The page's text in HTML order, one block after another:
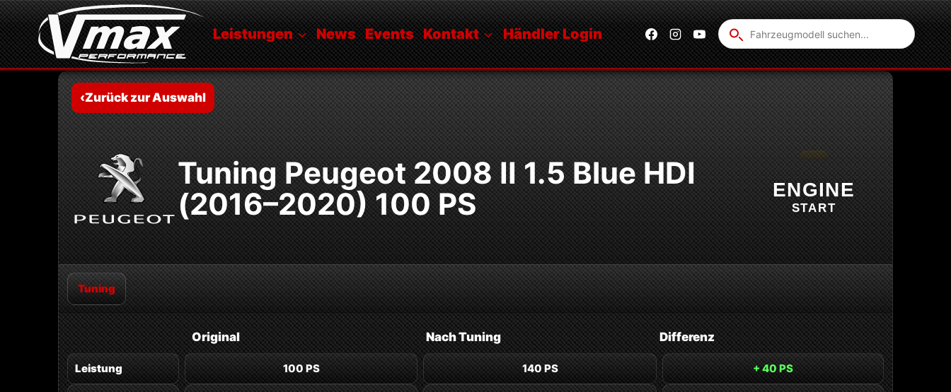
Zum
Inhalt
springen
Leistungen News Events Kontakt Händler Login
Fahrzeug
suchen
‹Zurück zur Auswahl
Tuning Peugeot 2008 II 1.5 Blue HDI
(2016–2020) 100 PS
ENGINE
START
Tuning
Original NachTuning Differenz
Leistung 100 PS 140 PS + 40 PS